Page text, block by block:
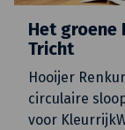
Het groene
Tricht
Hooijer
circulaire
voor